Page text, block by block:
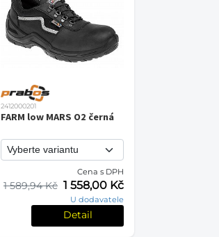
2412000201
FARM low MARS O2 černá
Cena s DPH
1 589,94 Kč 1 558,00 Kč
U dodavatele
Detail